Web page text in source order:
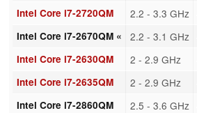
Intel Core i7-2720QM 2.2 - 3.3 GHz
Intel Core i7-2670QM « 2.2 - 3.1 GHz
Intel Core i7-2630QM 2 - 2.9 GHz
Intel Core i7-2635QM 2 - 2.9 GHz
Intel Core i7-2860QM 2.5 - 3.6 GHz